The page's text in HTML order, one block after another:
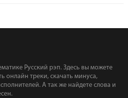
Русский рэп. Здесь вы можете
онлайн треки, скачать минуса,
А так же найдете слова и